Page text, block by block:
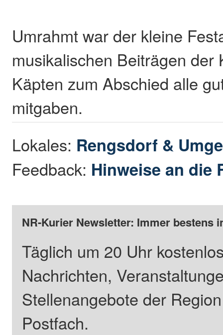
Umrahmt war der kleine
musikalischen Beiträgen der
Käpten zum Abschied alle
mitgaben.
Lokales: Rengsdorf &
Feedback: Hinweise an die
NR-Kurier Newsletter: Immer bestens
Täglich um 20 Uhr
Nachrichten,
Stellenangebote der
Postfach.